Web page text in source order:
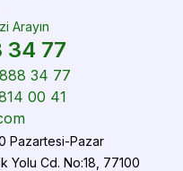
Arayın
34 77
34 77
00 41
Pazartesi-Pazar
Yolu Cd. No:18, 77100